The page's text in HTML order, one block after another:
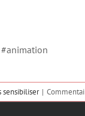
sensibiliser |